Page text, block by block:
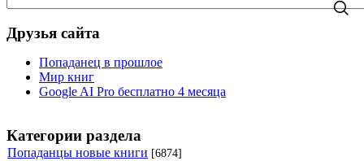
Друзья сайта
Попаданец в прошлое
Мир книг
Google AI Pro бесплатно 4 месяца
Категории раздела
Попаданцы новые книги [6874]